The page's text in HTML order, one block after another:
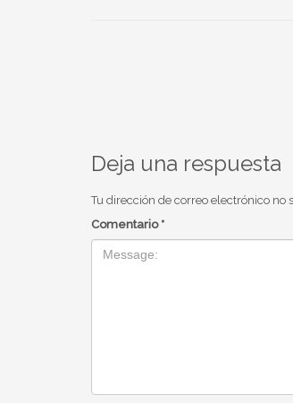
Deja una respuesta
Tu dirección de correo electrónico no
Comentario *